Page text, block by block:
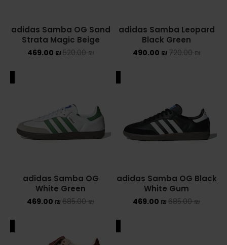
adidas Samba OG Black
White Gum
685.00
469.00₪
adidas Samba OG
White Green
685.00₪
469.00 ₪
White